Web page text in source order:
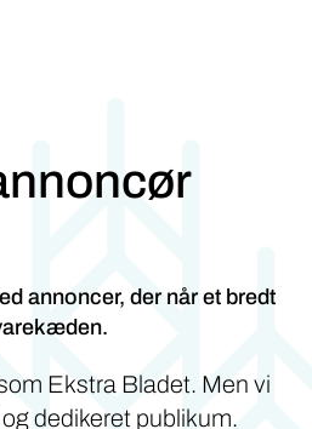
annoncer, der når et bredt
Ekstra Bladet. Men vi
dedikeret publikum.